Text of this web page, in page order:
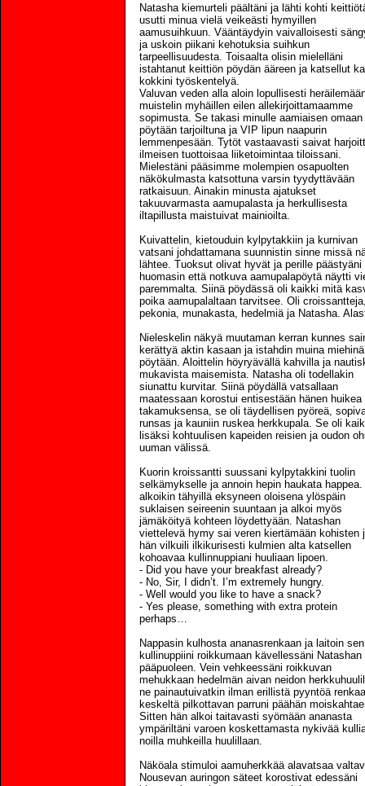
Natasha kiemurteli päältäni ja lähti kohti
usutti minua vielä veikeästi hymyillen
aamusuihkuun. Vääntäydyin vaivalloisesti
ja uskoin piikani kehotuksia suihkun
tarpeellisuudesta. Toisaalta olisin mielelläni
istahtanut keittiön pöydän ääreen ja katsellut
kokkini työskentelyä.
Valuvan veden alla aloin lopullisesti
muistelin myhäillen eilen allekirjoittamaamme
sopimusta. Se takasi minulle aamiaisen omaan
pöytään tarjoiltuna ja VIP lipun naapurin
lemmenpesään. Tytöt vastaavasti saivat
ilmeisen tuottoisaa liiketoimintaa tiloissani.
Mielestäni pääsimme molempien osapuolten
näkökulmasta katsottuna varsin tyydyttävään
ratkaisuun. Ainakin minusta ajatukset
takuuvarmasta aamupalasta ja herkullisesta
iltapillusta maistuivat mainioilta.
Kuivattelin, kietouduin kylpytakkiin ja kurnivan
vatsani johdattamana suunnistin sinne missä
lähtee. Tuoksut olivat hyvät ja perille päästyäni
huomasin että notkuva aamupalapöytä näytti
paremmalta. Siinä pöydässä oli kaikki mitä
poika aamupalaltaan tarvitsee. Oli
pekonia, munakasta, hedelmiä ja Natasha.
Nieleskelin näkyä muutaman kerran kunnes
kerättyä aktin kasaan ja istahdin muina miehinä
pöytään. Aloittelin höyryävällä kahvilla ja
mukavista maisemista. Natasha oli todellakin
siunattu kurvitar. Siinä pöydällä vatsallaan
maatessaan korostui entisestään hänen huikea
takamuksensa, se oli täydellisen pyöreä,
runsas ja kauniin ruskea herkkupala. Se oli
lisäksi kohtuulisen kapeiden reisien ja oudon
uuman välissä.
Kuorin kroissantti suussani kylpytakkini tuolin
selkämykselle ja annoin hepin haukata happea.
alkoikin tähyillä eksyneen oloisena ylöspäin
suklaisen seireenin suuntaan ja alkoi myös
jämäköityä kohteen löydettyään. Natashan
viettelevä hymy sai veren kiertämään kohisten
hän vilkuili ilkikurisesti kulmien alta katsellen
kohoavaa kullinnuppiani huuliaan lipoen.
- Did you have your breakfast already?
- No, Sir, I didn’t. I’m extremely hungry.
- Well would you like to have a snack?
- Yes please, something with extra protein
perhaps…
Nappasin kulhosta ananasrenkaan ja laitoin sen
kullinuppiini roikkumaan kävellessäni Natashan
pääpuoleen. Vein vehkeessäni roikkuvan
mehukkaan hedelmän aivan neidon
ne painautuivatkin ilman erillistä pyyntöä
keskeltä pilkottavan parruni päähän
Sitten hän alkoi taitavasti syömään ananasta
ympäriltäni varoen koskettamasta nykivää
noilla muhkeilla huulillaan.
Näköala stimuloi aamuherkkää alavatsaa
Nousevan auringon säteet korostivat edessäni